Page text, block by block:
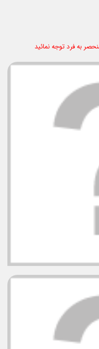
به فرد توجه نمائید